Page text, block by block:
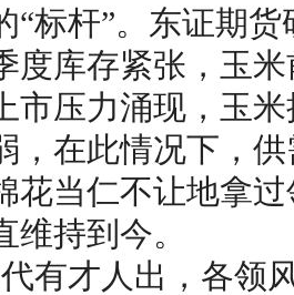
“标杆”。东证期
度库存紧张，玉
市压力涌现，玉
，在此情况下，
花当仁不让地拿
维持到今。
才人出，各领